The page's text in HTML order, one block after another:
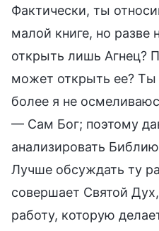
Фактически, ты
малой книге, но разве
открыть лишь Агнец?
может открыть ее? Ты
более я не
— Сам Бог; поэтому
анализировать
Лучше обсуждать ту
совершает Святой
работу, которую